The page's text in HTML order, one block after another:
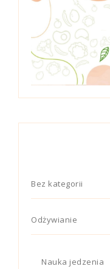
Bez kategorii
Odżywianie
Nauka jedzenia